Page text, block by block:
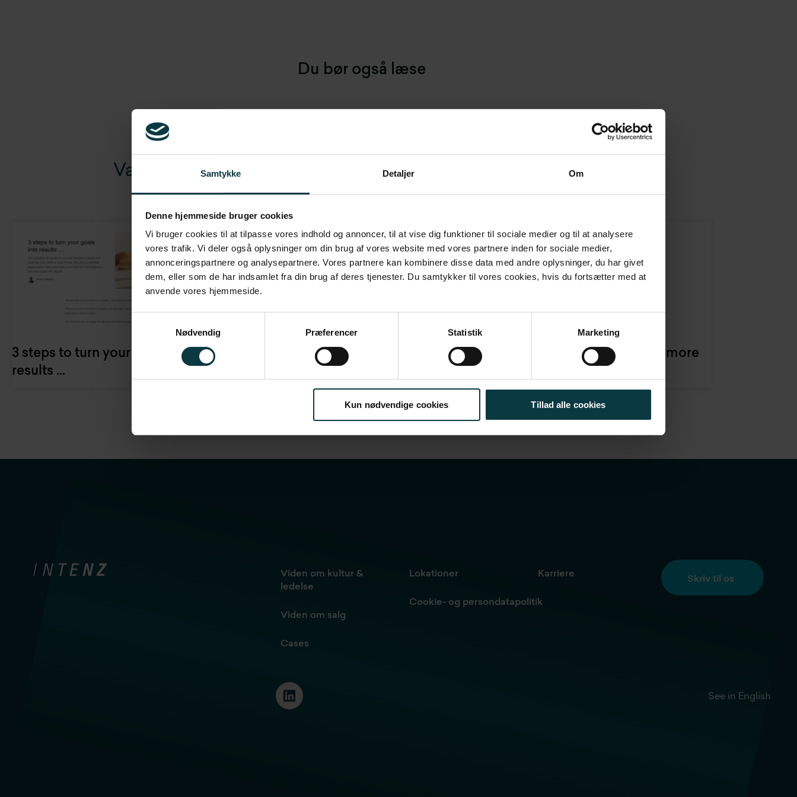
Samtykke Detaljer Om
Denne hjemmeside bruger cookies
Vi bruger cookies til at tilpasse vores indhold og annoncer, til at vise dig funktioner til sociale medier og til at analysere
vores trafik. Vi deler også oplysninger om din brug af vores website med vores partnere inden for sociale medier,
annonceringspartnere og analysepartnere. Vores partnere kan kombinere disse data med andre oplysninger, du har givet
dem, eller som de har indsamlet fra din brug af deres tjenester. Du samtykker til vores cookies, hvis du fortsætter med at
anvende vores hjemmeside.
Nødvendig
Præferencer Statistik Marketing
Kun nødvendige cookies Tillad alle cookies
Du bør også læse
Vælg type & emne: Ryd filter
3 steps to turn your goals into
results …
Can you lead in rough times?
Why IT implementation is more
Viden om kultur &
ledelse
Viden om salg
Cases
Lokationer
Cookie- og persondatapolitik
Karriere
Skriv til os
See in English